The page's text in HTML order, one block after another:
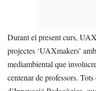
Durant el present curs,
projectes ‘UAXmakers’
mediambiental que
centenar de professors.